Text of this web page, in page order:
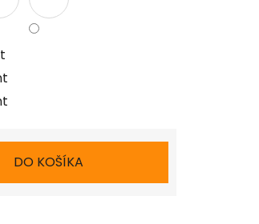
DO KOŠÍKA